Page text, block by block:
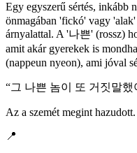
Egy egyszerű sértés, inkább
önmagában 'fickó' vagy
árnyalattal. A '나쁜' (rossz)
amit akár gyerekek is
(nappeun nyeon), ami jóval
“그 나쁜 놈이 또 거짓말했
Az a szemét megint hazudott.
📍